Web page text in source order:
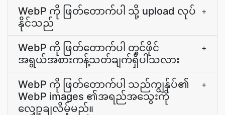
WebP ကို ဖြတ်တောက်ပါ သို့ upload လုပ်
နိုင်သည်
+
WebP ကို ဖြတ်တောက်ပါ တွင်ဖိုင်
အရွယ်အစားကန့်သတ်ချက်ရှိပါသလား
+
WebP ကို ဖြတ်တောက်ပါ သည်ကျွန်ုပ်၏
WebP images ၏အရည်အသွေးကို
လျှော့ချလိမ့်မည်။
+